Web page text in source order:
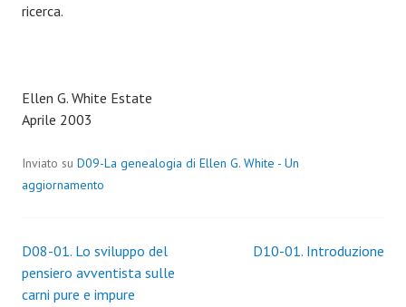
ricerca.
Ellen G. White Estate
Aprile 2003
Inviato su D09-La genealogia di Ellen G. White - Un
aggiornamento
Navigazione
articoli
D08-01. Lo sviluppo del
pensiero avventista sulle
carni pure e impure
D10-01. Introduzione